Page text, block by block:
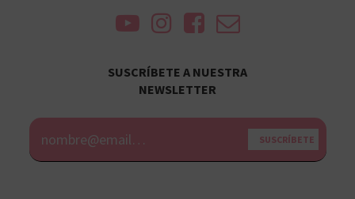
SUSCRÍBETE A NUESTRA
NEWSLETTER
Alternative: